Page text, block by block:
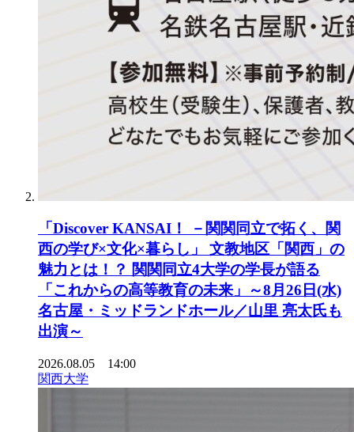
「Discover KANSAI！ －関関同立で拓く、関
西の学び×文化×暮らし」 文教地区「関西」の
魅力とは！？ 関関同立4大学の学長が語る
「これからの高等教育の未来」～8月26日(水)
名古屋・ミッドランドホール／山里 亮太氏も
出演～
2026.08.05 14:00
関西大学